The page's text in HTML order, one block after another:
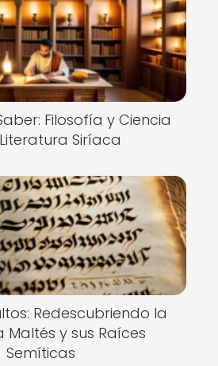
Filosofía y Ciencia
Siríaca
Redescubriendo la
Maltés y sus Raíces
Semíticas